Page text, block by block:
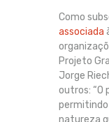
Como
associada
Projeto
Jorge
outros: “O
permitindo
natureza